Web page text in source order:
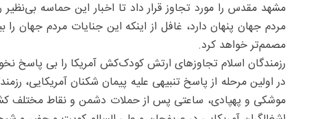
مشهد مقدس را مورد تجاوز قرار داد تا اخبار این حماسه
مردم جهان پنهان دارد، غافل از اینکه این جنایات مردم جهان را
مصمم‌تر خواهد کرد.
رزمندگان اسلام تجاوزهای ارتش کودک‌کش آمریکا را بی پاسخ
در اولین مرحله از پاسخ تنبیهی علیه پیمان شکنان آمریکایی،
موشکی و پهپادی، ساعتی پس از حملات دشمن و نقاط مختلف